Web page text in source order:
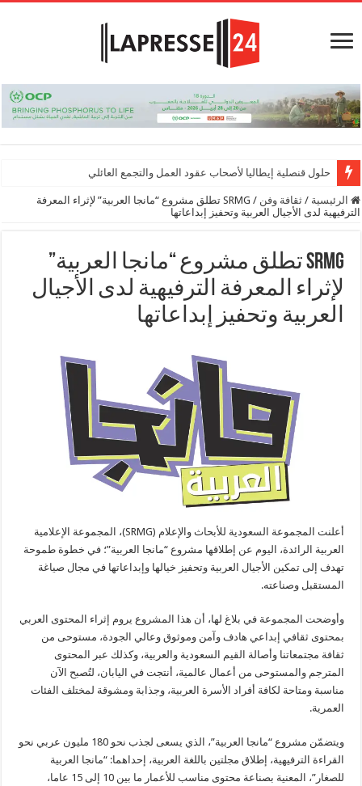
حلول قنصلية إيطاليا لأصحاب عقود العمل والتجمع العائلي
الرئيسية / ثقافة وفن /
SRMG تطلق مشروع “مانجا العربية” لإثراء المعرفة
الترفيهية لدى الأجيال العربية وتحفيز إبداعاتها
SRMG تطلق مشروع “مانجا العربية”
لإثراء المعرفة الترفيهية لدى الأجيال
العربية وتحفيز إبداعاتها
أعلنت المجموعة السعودية للأبحاث والإعلام (SRMG)، المجموعة الإعلامية
العربية الرائدة، اليوم عن إطلاقها مشروع “مانجا العربية”؛ في خطوة طموحة
تهدف إلى تمكين الأجيال العربية وتحفيز خيالها وإبداعاتها في مجال صياغة
المستقبل وصناعته.
وأوضحت المجموعة في بلاغ لها، أن هذا المشروع يروم إثراء المحتوى العربي
بمحتوى ثقافي إبداعي هادف وآمن وموثوق وعالي الجودة، مستوحى من
ثقافة مجتمعاتنا وأصالة القيم السعودية والعربية، وكذلك عبر المحتوى
المترجم والمستوحى من أعمال عالمية، أنتجت في اليابان، لتُصبح الآن
مناسبة ومتاحة لكافة أفراد الأسرة العربية، وجذابة ومشوقة لمختلف الفئات
العمرية.
ويتضمّن مشروع “مانجا العربية”، الذي يسعى لجذب نحو 180 مليون عربي نحو
القراءة الترفيهية، إطلاق مجلتين باللغة العربية، إحداهما: “مانجا العربية
للصغار”، المعنية بصناعة محتوى مناسب للأعمار ما بين 10 إلى 15 عاما،